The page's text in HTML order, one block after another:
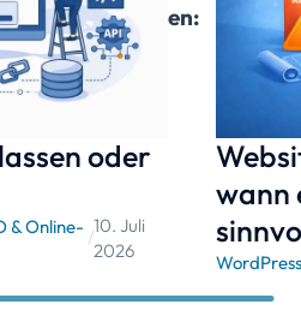
Leistungen:
oder
& Online- /
10. Juli
2026
wann